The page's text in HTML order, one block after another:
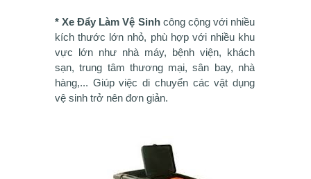
* Xe Đẩy Làm Vệ Sinhcông cộng với nhiều
kích thước lớn nhỏ, phù hợp với nhiều khu
vực lớn như nhà máy, bệnh viện, khách
sạn, trung tâm thương mại, sân bay, nhà
hàng,... Giúp việc di chuyển các vật dụng
vệ sinh trở nên đơn giản.